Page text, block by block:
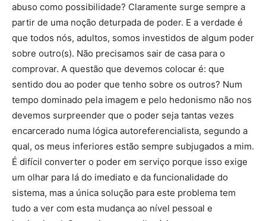
abuso como possibilidade? Claramente surge sempre a
partir de uma noção deturpada de poder. E a verdade é
que todos nós, adultos, somos investidos de algum poder
sobre outro(s). Não precisamos sair de casa para o
comprovar. A questão que devemos colocar é: que
sentido dou ao poder que tenho sobre os outros? Num
tempo dominado pela imagem e pelo hedonismo não nos
devemos surpreender que o poder seja tantas vezes
encarcerado numa lógica autoreferencialista, segundo a
qual, os meus inferiores estão sempre subjugados a mim.
É difícil converter o poder em serviço porque isso exige
um olhar para lá do imediato e da funcionalidade do
sistema, mas a única solução para este problema tem
tudo a ver com esta mudança ao nível pessoal e